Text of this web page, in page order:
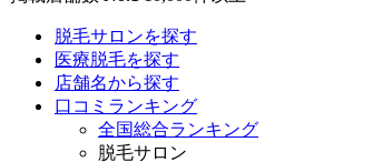
脱毛サロンを探す
医療脱毛を探す
店舗名から探す
口コミランキング
全国総合ランキング
脱毛サロン